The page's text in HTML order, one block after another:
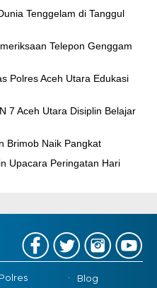
Tenggelam di Tanggul
Telepon Genggam
Polres Aceh Utara Edukasi
7 Aceh Utara Disiplin Belajar
Brimob Naik Pangkat
Upacara Peringatan Hari
Blog